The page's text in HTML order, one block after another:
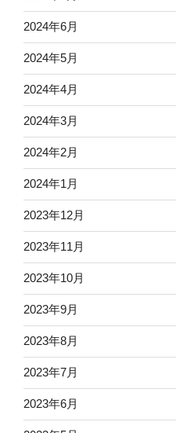
2024年6月
2024年5月
2024年4月
2024年3月
2024年2月
2024年1月
2023年12月
2023年11月
2023年10月
2023年9月
2023年8月
2023年7月
2023年6月